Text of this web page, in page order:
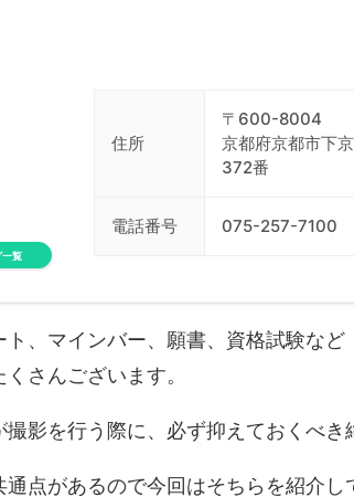
一覧
住所
〒600-8004
京都府京都市下
372番
電話番号 075-257-7100
、マインバー、願書、資格試験など
さんございます。
影を行う際に、必ず抑えておくべき
点があるので今回はそちらを紹介し